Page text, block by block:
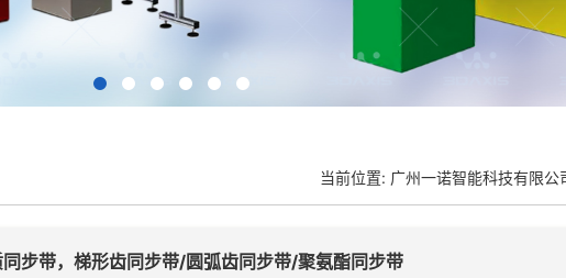
当前位置: 广州一诺智能科技有限公
步带，梯形齿同步带/圆弧齿同步带/聚氨酯同步带